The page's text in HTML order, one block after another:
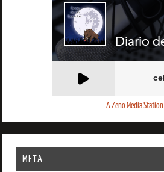
A Zeno Media Station
META